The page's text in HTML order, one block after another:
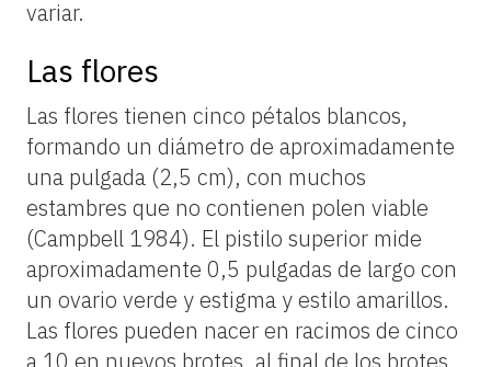
variar.
Las flores
Las flores tienen cinco pétalos blancos,
formando un diámetro de aproximadamente
una pulgada (2,5 cm), con muchos
estambres que no contienen polen viable
(Campbell 1984). El pistilo superior mide
aproximadamente 0,5 pulgadas de largo con
un ovario verde y estigma y estilo amarillos.
Las flores pueden nacer en racimos de cinco
a 10 en nuevos brotes, al final de los brotes